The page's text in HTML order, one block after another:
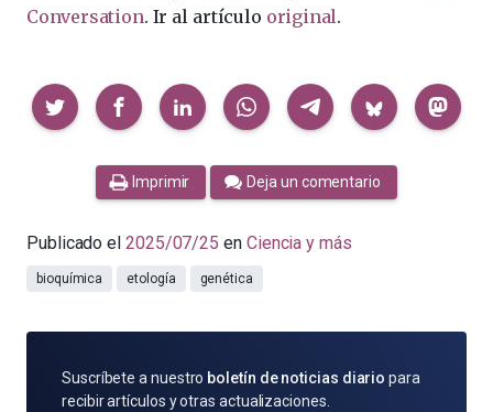
Conversation. Ir al artículo original.
Compartir
Imprimir Deja un comentario
Publicado el 2025/07/25 en Ciencia y más
bioquímica etología genética
SUSCRÍBETE
POR
Suscríbete a nuestro boletín de noticias diario para
recibir artículos y otras actualizaciones.